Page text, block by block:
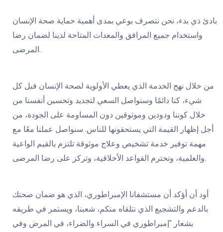
بادئ ذي بدء، نحن نتصرف بوعي بمدى أهمية حماية صحة الإنسان
واستخدام جميع المرافق والمعدات المتاحة لدينا لضمان رضا
المرضى.
من خلال نهج الخدمة الذي يعطي الأولوية لصحة الإنسان قبل كل
شيء، كنا دائمًا وسنواصل السعي لتجديد وتحسين أنفسنا من
خلال كوننا ودودين وموثوقين دون المساومة على الجودة، من
أجل إظهار القيمة التي يستحقونها للناس. سنواصل عملنا معًا مع
مهمة توفير خدمة تشخيص وعلاج موثوقة تلتزم بالقيم الواعية
والعلمية، وتحترم القواعد الأخلاقية، وتركز على رضا المرضى.
أود أن أؤكد أن مستشفانا الإمبراطوري، الذي هو ضمان صحتك
بالدعم والتشجيع الذي نتلقاه منكم، شعبنا، ويستمر في طريقه
بشعار "إمبراطوري في السراء والضراء، في المرض وفي